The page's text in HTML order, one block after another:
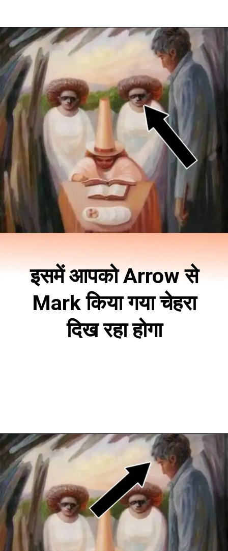
इसमें आपको Arrow से
Mark किया गया चेहरा
दिख रहा होगा